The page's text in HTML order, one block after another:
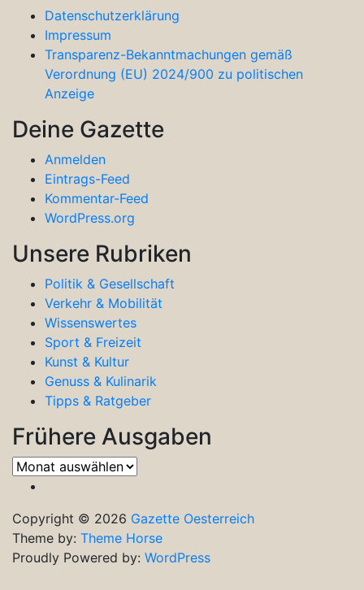
Datenschutzerklärung
Impressum
Transparenz-Bekanntmachungen gemäß
Verordnung (EU) 2024/900 zu politischen
Anzeige
Deine Gazette
Anmelden
Eintrags-Feed
Kommentar-Feed
WordPress.org
Unsere Rubriken
Politik & Gesellschaft
Verkehr & Mobilität
Wissenswertes
Sport & Freizeit
Kunst & Kultur
Genuss & Kulinarik
Tipps & Ratgeber
Frühere Ausgaben
Frühere
Ausgaben
Copyright © 2026 Gazette Oesterreich
Theme by: Theme Horse
Proudly Powered by: WordPress